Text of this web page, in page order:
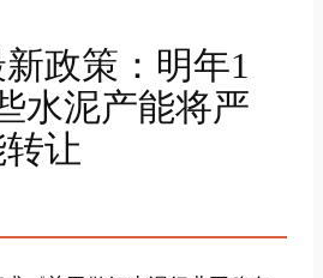
政策：明年1
水泥产能将严
让